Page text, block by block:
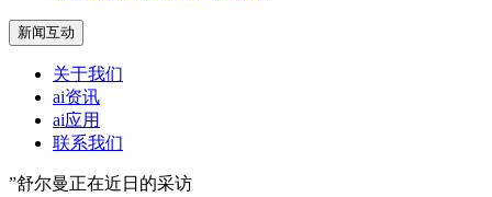
新闻互动
关于我们
ai资讯
ai应用
联系我们
”舒尔曼正在近日的采访